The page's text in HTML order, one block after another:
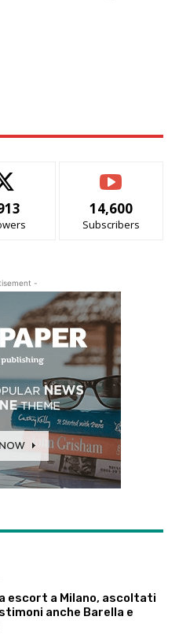
14,600
Subscribers
-
escort a Milano, ascoltati
anche Barella e